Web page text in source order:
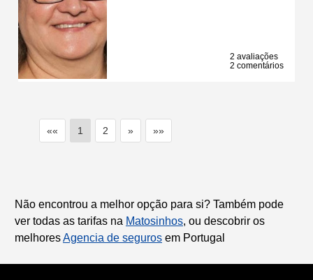
2 avaliações
2 comentários
«« 1 2 » »»
Não encontrou a melhor opção para si? Também pode
ver todas as tarifas na Matosinhos, ou descobrir os
melhoresAgencia de seguros em Portugal